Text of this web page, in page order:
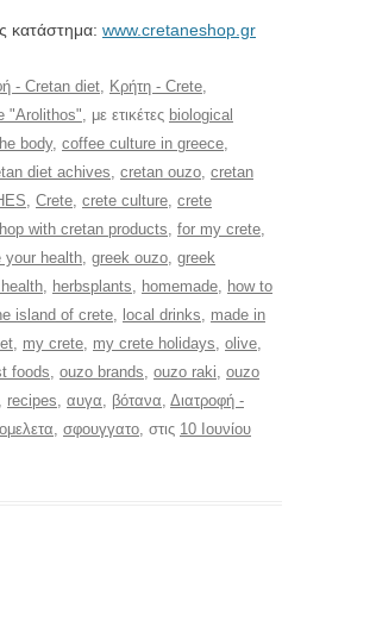
κατάστημα: www.cretaneshop.gr
- Cretan diet, Κρήτη - Crete,
"Arolithos", με ετικέτες biological
body, coffee culture in greece,
diet achives, cretan ouzo, cretan
, Crete, crete culture, crete
with cretan products, for my crete,
your health, greek ouzo, greek
, herbsplants, homemade, how to
island of crete, local drinks, made in
, my crete, my crete holidays, olive,
foods, ouzo brands, ouzo raki, ouzo
, recipes, αυγα, βότανα, Διατροφή -
ομελετα, σφουγγατο, στις 10 Ιουνίου